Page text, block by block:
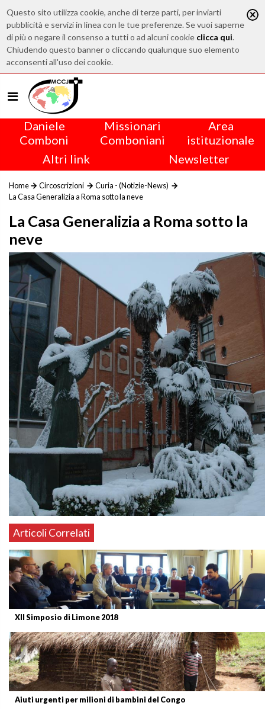
Questo sito utilizza cookie, anche di terze parti, per inviarti
pubblicità e servizi in linea con le tue preferenze. Se vuoi saperne
di più o negare il consenso a tutti o ad alcuni cookie clicca qui.
Chiudendo questo banner o cliccando qualunque suo elemento
acconsenti all'uso dei cookie.
Daniele
Comboni
Missionari
Comboniani
Area
istituzionale
Altri link
Newsletter
Home Circoscrizioni
Curia - (Notizie-News)
La Casa Generalizia a Roma sotto la neve
La Casa Generalizia a Roma sotto la
neve
Articoli Correlati
XII Simposio di Limone 2018
Aiuti urgenti per milioni di bambini del Congo